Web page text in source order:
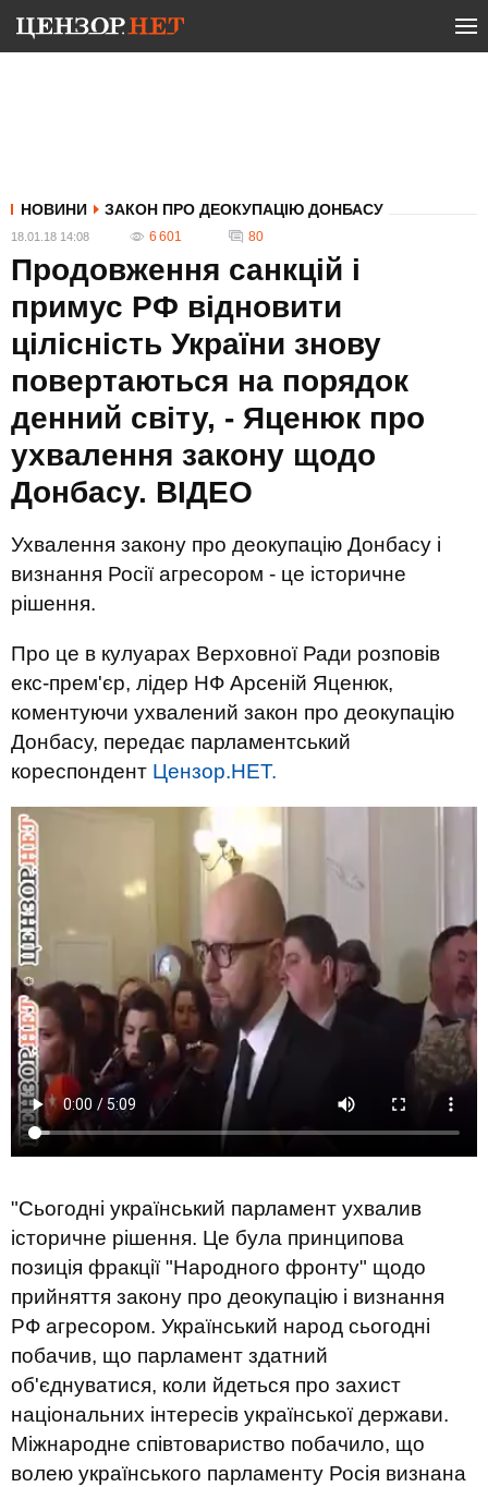
НОВИНИ ЗАКОН ПРО ДЕОКУПАЦІЮ ДОНБАСУ
18.01.18 14:08 6 601 80
Продовження санкцій і
примус РФ відновити
цілісність України знову
повертаються на порядок
денний світу, - Яценюк про
ухвалення закону щодо
Донбасу. ВIДЕО
Ухвалення закону про деокупацію Донбасу і
визнання Росії агресором - це історичне
рішення.
Про це в кулуарах Верховної Ради розповів
екс-прем'єр, лідер НФ Арсеній Яценюк,
коментуючи ухвалений закон про деокупацію
Донбасу, передає парламентський
кореспондент Цензор.НЕТ.
"Сьогодні український парламент ухвалив
історичне рішення. Це була принципова
позиція фракції "Народного фронту" щодо
прийняття закону про деокупацію і визнання
РФ агресором. Український народ сьогодні
побачив, що парламент здатний
об'єднуватися, коли йдеться про захист
національних інтересів української держави.
Міжнародне співтовариство побачило, що
волею українського парламенту Росія визнана